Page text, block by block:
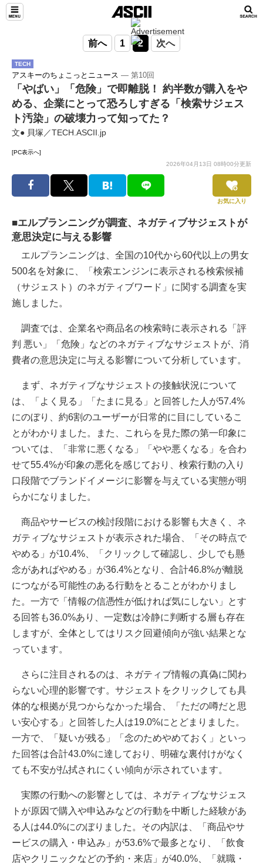
前へ 1 2 次へ
TECH
アスキーのちょこっとニュース ― 第10回
「やばい」「危険」で即離脱！ 約半数が購入をや
める、企業にとって恐ろしすぎる「検索サジェス
ト汚染」の破壊力って知ってた？
文● 貝塚／TECH.ASCII.jp
[PC表示へ]
2026年04月13日 08時00分更新
お気に入り
■エルプランニングが調査、ネガティブサジェストが
意思決定に与える影響
エルプランニングは、全国の10代から60代以上の男女
500名を対象に、「検索エンジンに表示される検索候補
（サジェスト）のネガティブワード」に関する調査を実
施しました。
調査では、企業名や商品名の検索時に表示される「評
判 悪い」「危険」などのネガティブなサジェストが、消
費者の意思決定に与える影響について分析しています。
まず、ネガティブなサジェストの接触状況について
は、「よく見る」「たまに見る」と回答した人が57.4%
にのぼり、約6割のユーザーが日常的に目にしているこ
とがわかりました。また、これらを見た際の第一印象に
ついては、「非常に悪くなる」「やや悪くなる」を合わ
せて55.4%が印象の悪化を感じており、検索行動の入り
口段階でブランドイメージに影響を与えている実態が明
らかになりました。
商品やサービスの検討段階における影響も大きく、ネ
ガティブなサジェストが表示された場合、「その時点で
やめる」が10.4%、「クリックして確認し、少しでも懸
念があればやめる」が36.4%となり、合計46.8%が離脱
につながる可能性のある行動をとることがわかりまし
た。一方で「情報の信憑性が低ければ気にしない」とす
る回答も36.0%あり、一定数は冷静に判断する層も存在
しますが、全体としてはリスク回避傾向が強い結果とな
っています。
さらに注目されるのは、ネガティブ情報の真偽に関わ
らない心理的影響です。サジェストをクリックしても具
体的な根拠が見つからなかった場合、「ただの噂だと思
い安心する」と回答した人は19.0%にとどまりました。
一方で、「疑いが残る」「念のためやめておく」といっ
た回答は合計43.0%に達しており、明確な裏付けがなく
ても不安が払拭されにくい傾向が示されています。
実際の行動への影響としては、ネガティブなサジェス
トが原因で購入や申込みなどの行動を中断した経験があ
る人は44.0%にのぼりました。その内訳は、「商品やサ
ービスの購入・申込み」が53.6%で最多となり、「飲食
店やクリニックなどの予約・来店」が40.0%、「就職・